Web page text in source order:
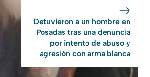
Detuvieron a un hombre en
Posadas tras una denuncia
por intento de abuso y
agresión con arma blanca